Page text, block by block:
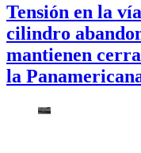
Tensión en la
cilindro
mantienen
la